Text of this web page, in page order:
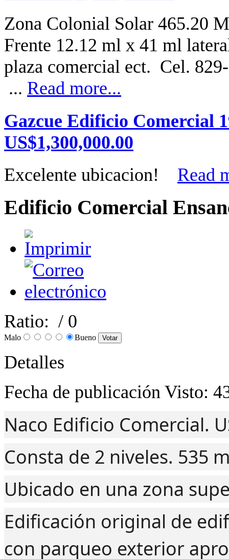
Zona Colonial Solar 465.20
Frente 12.12 ml x 41 ml
plaza comercial ect. Cel.
... Read more...
Gazcue Edificio Comercial
US$1,300,000.00
Excelente ubicacion! Read
Edificio Comercial
Ratio: / 0
Malo Bueno
Detalles
Fecha de publicación Visto:
Naco Edificio Comercial.
Consta de 2 niveles. 535
Ubicado en una zona
Edificación original de
con parqueo exterior